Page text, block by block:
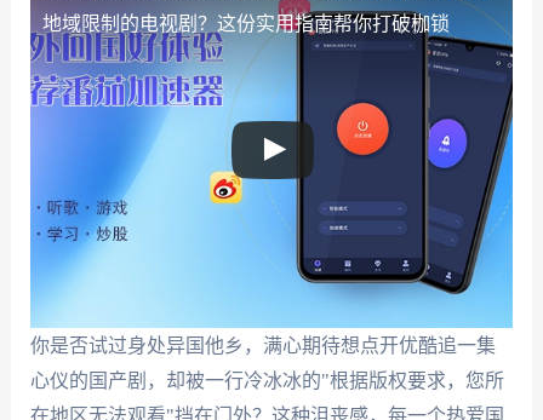
地域限制的电视剧？这份实用指南帮你打破枷锁
你是否试过身处异国他乡，满心期待想点开优酷追一集
心仪的国产剧，却被一行冷冰冰的"根据版权要求，您所
在地区无法观看"挡在门外？这种沮丧感，每一个热爱国